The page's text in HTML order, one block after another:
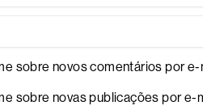
sobre novos comentários por e-
sobre novas publicações por e-